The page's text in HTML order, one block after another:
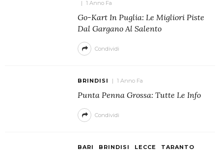
1 Anno Fa
Go-Kart In Puglia: Le Migliori Piste
Dal Gargano Al Salento
Condividi
BRINDISI 1 Anno Fa
Punta Penna Grossa: Tutte Le Info
Condividi
BARI BRINDISI LECCE
TARANTO